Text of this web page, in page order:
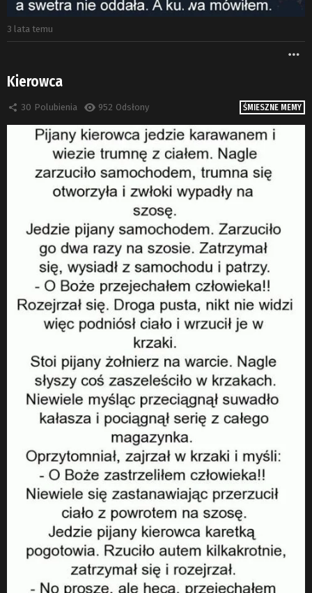
3 lata temu
ŚMIESZNE MEMY
Kierowca
30 Polubienia 952 Odsłony